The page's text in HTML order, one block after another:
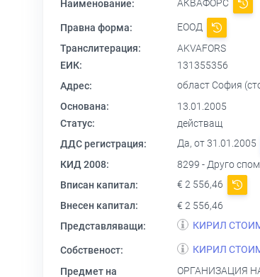
Наименование: АКВАФОРС
Правна форма:
ЕООД
Транслитерация:
AKVAFORS
ЕИК:
131355356
Адрес:
област София
Основана:
13.01.2005
Статус:
действащ
ДДС регистрация:
Да, от 31.01.2005
КИД 2008:
8299 - Друго
Вписан капитал:
€ 2 556,46
Внесен капитал:
€ 2 556,46
Представляващи:
КИРИЛ
Собственост: КИРИЛ
Предмет на
ОРГАНИЗАЦИЯ